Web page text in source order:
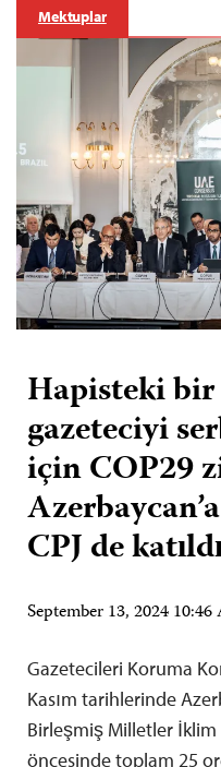
Mektuplar
Hapisteki
gazeteciyi
için COP29
CPJ de
September 13, 2024
Gazetecileri Koruma
Kasım tarihlerinde
Birleşmiş Milletler İklim
öncesinde toplam 25